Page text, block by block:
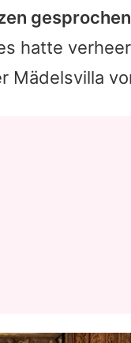
hatte
Mädelsvilla